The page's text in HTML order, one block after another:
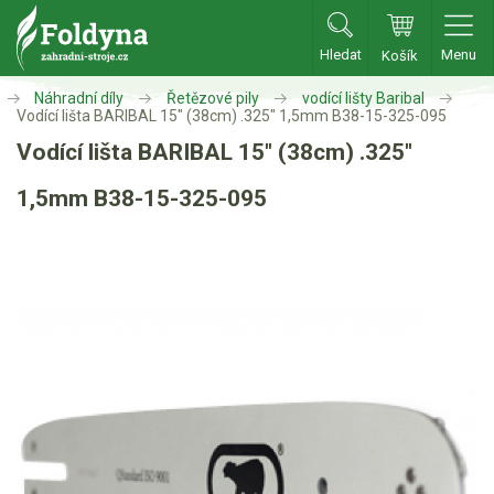
Hledat Košík Menu
Zahradní traktory
Zahradní traktory
Zahradní ridery
Akumulátorové sekačky
Robotické sekačky
Bubnové sekačky
Náhradní díly Řetězové pily
vodící lišty Baribal
Vodící lišta BARIBAL 15" (38cm) .325" 1,5mm B38-15-325-095
Vodící lišta BARIBAL 15" (38cm) .325"
1,5mm B38-15-325-095